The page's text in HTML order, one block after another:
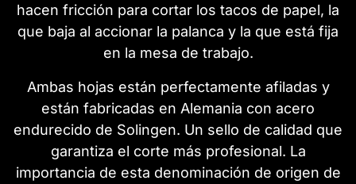
hacen fricción para cortar los tacos de papel, la
que baja al accionar la palanca y la que está fija
en la mesa de trabajo.
Ambas hojas están perfectamente afiladas y
están fabricadas en Alemania con acero
endurecido de Solingen. Un sello de calidad que
garantiza el corte más profesional. La
importancia de esta denominación de origen de